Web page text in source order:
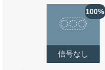
100%
信号なし